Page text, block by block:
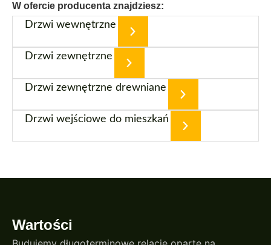
W ofercie producenta znajdziesz:
Drzwi wewnętrzne
Drzwi zewnętrzne
Drzwi zewnętrzne drewniane
Drzwi wejściowe do mieszkań
Wartości